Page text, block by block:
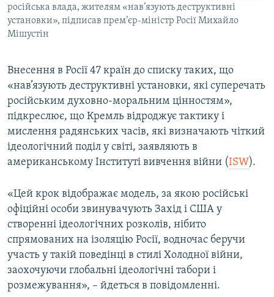
УКР
КТАТ
Усі сайти RFE/RL
російська влада, жителям «нав’язують деструктивні
установки», підписав прем’єр-міністр Росії Михайло
Мішустін
Внесення в Росії 47 країн до списку таких, що
«нав’язують деструктивні установки, які суперечать
російським духовно-моральним цінностям»,
підкреслює, що Кремль відроджує тактику і
мислення радянських часів, які визначають чіткий
ідеологічний поділ у світі, заявляють в
американському Інституті вивчення війни (ISW).
«Цей крок відображає модель, за якою російські
офіційні особи звинувачують Захід і США у
створенні ідеологічних розколів, нібито
спрямованих на ізоляцію Росії, водночас беручи
участь у такій поведінці в стилі Холодної війни,
заохочуючи глобальні ідеологічні табори і
розмежування», – йдеться в повідомленні.